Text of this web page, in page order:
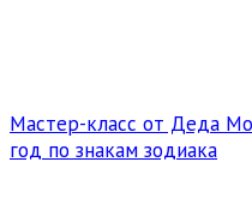
Мастер-класс от Деда
год по знакам зодиака